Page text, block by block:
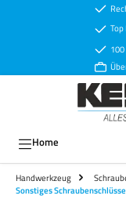
Zum Hauptinhalt springen
Home
Handwerkzeug
Sonstiges